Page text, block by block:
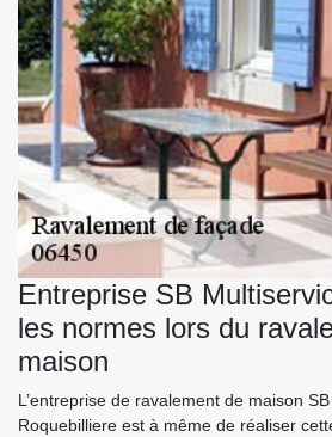
Entreprise SB
les normes lors du
maison
L’entreprise de ravalement de maison
Roquebilliere est à même de réaliser